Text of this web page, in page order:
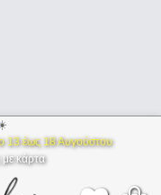
13 έως 18 Αυγούστου
κάρτα